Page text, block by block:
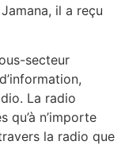
il a reçu
secteur
La radio
n’importe
la radio que